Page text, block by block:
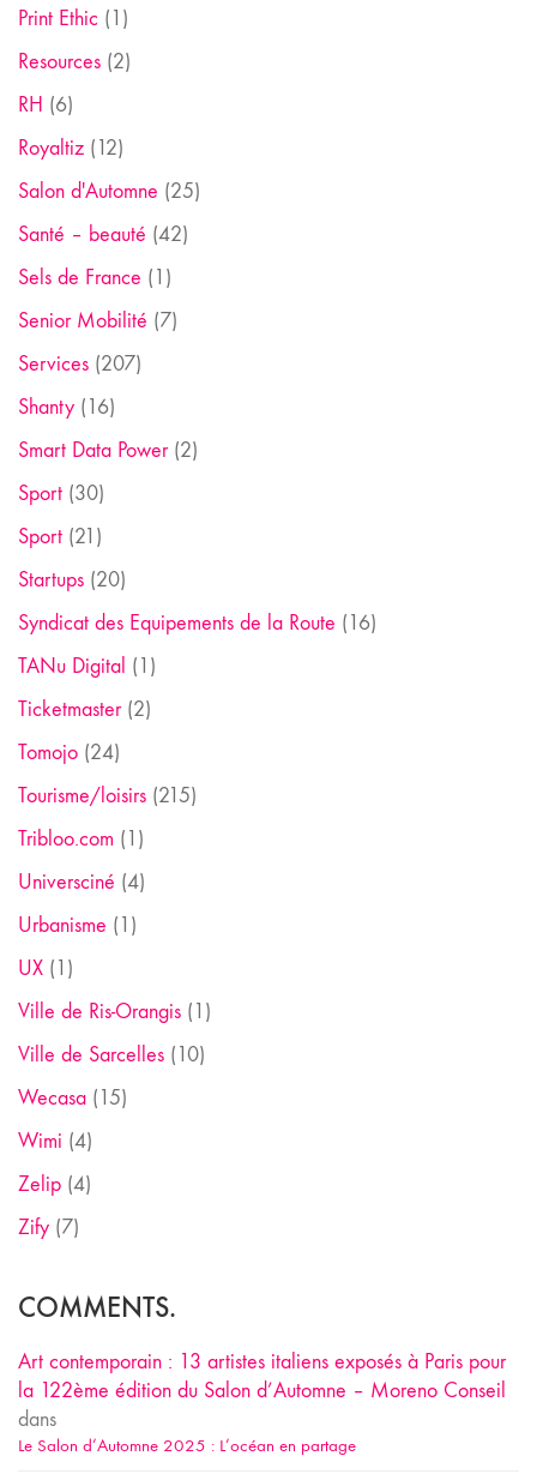
Print Ethic (1)
Resources (2)
RH (6)
Royaltiz (12)
Salon d'Automne (25)
Santé – beauté (42)
Sels de France (1)
Senior Mobilité (7)
Services (207)
Shanty (16)
Smart Data Power(2)
Sport (30)
Sport (21)
Startups (20)
Syndicat des Equipements de la Route (16)
TANu Digital (1)
Ticketmaster(2)
Tomojo (24)
Tourisme/loisirs (215)
Tribloo.com (1)
Universciné (4)
Urbanisme (1)
UX (1)
Ville de Ris-Orangis (1)
Ville de Sarcelles (10)
Wecasa (15)
Wimi (4)
Zelip (4)
Zify (7)
COMMENTS.
Art contemporain : 13 artistes italiens exposés à Paris pour
la 122ème édition du Salon d’Automne – Moreno Conseil
dans
Le Salon d’Automne 2025 : L’océan en partage